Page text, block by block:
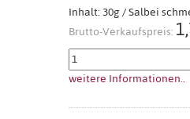
Inhalt: 30g / Salbei
Brutto-Verkaufspreis:
weitere Informationen..